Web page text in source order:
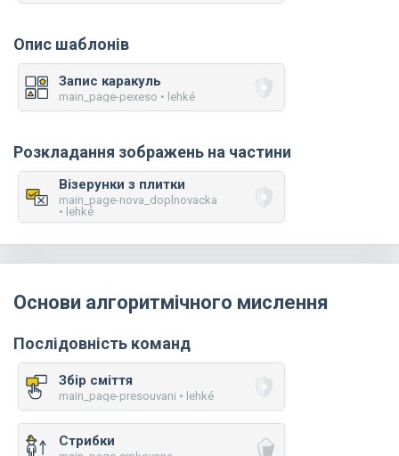
Опис шаблонів
Запис каракуль
main_page-pexeso • lehké
Розкладання зображень на частини
Візерунки з плитки
main_page-nova_doplnovacka
• lehké
Основи алгоритмічного мислення
Послідовність команд
Збір сміття
main_page-presouvani • lehké
Стрибки